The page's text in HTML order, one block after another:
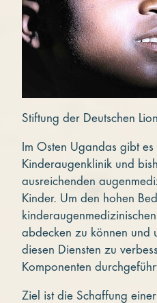
Stiftung der Deutschen
Im Osten Ugandas gibt
Kinderaugenklinik und
ausreichenden
Kinder. Um den hohen
abdecken zu können und
diesen Diensten zu
Komponenten
Ziel ist die Schaffung